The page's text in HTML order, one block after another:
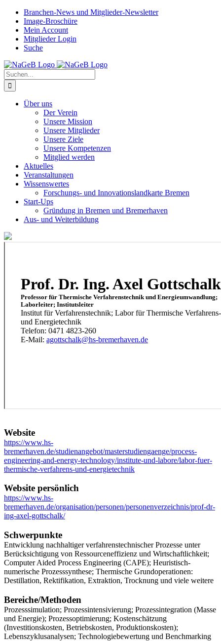
Zum
Inhalt
springen
Branchen-News und Mitglieder-Newsletter
Image-Broschüre
Mein Account
Mitglieder Login
Suche
Suche
nach:
Über uns
Der Verein
Unsere Mission
Unsere Mitglieder
Unsere Ziele
Unsere Kompetenzen
Mitglied werden
Aktuelles
Veranstaltungen
Wissenswertes
Forschungs- und Innovationslandkarte Bremen
Start-Ups
Gründung in Bremen und Bremerhaven
Aus- und Weiterbildung
Prof. Dr. Ing. Axel Gottschalk
Professor für Thermische Verfahrenstechnik und Energieumwandlung;
Laborleiter; Institutsleiter
Institut für Verfahrenstechnik; Labor für Thermische Verfahrens-
und Energietechnik
Telefon: 0471 4823-260
E-Mail: agottschalk@hs-bremerhaven.de
Website
https://www.hs-
bremerhaven.de/studienangebot/masterstudiengaenge/process-
engineering-and-energy-technology/institute-und-labore/labor-fuer-
thermische-verfahrens-und-energietechnik
Website persönlich
https://www.hs-
bremerhaven.de/organisation/personen/personenverzeichnis/prof-dr-
ing-axel-gottschalk/
Schwerpunkte
Entwicklung nachhaltiger verfahrenstechnischer Prozesse unter
Berücksichtigung von Ressourceneffizienz und Wirtschaftlichkeit;
Computer Aided Process Engineering (CAPE); Heuristisch-
numerische Prozesssynthese; Thermische Grundoperationen:
Destillation, Rektifikation, Extraktion, Trocknung und viele weitere
Bereiche/Methoden
Prozesssimulation; Prozessintensivierung; Prozessintegration (Masse
und Energie); Prozessoptimierung; Kostenschätzung
(Investitionskosten, Betriebskosten, Produktionskosten);
Lebenszyklusanalysen; Technologiebewertung und Benchmarking